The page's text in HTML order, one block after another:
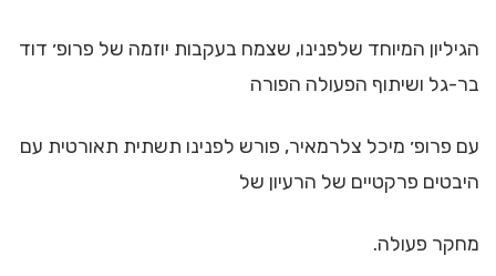
הגיליון המיוחד שלפנינו, שצמח בעקבות יוזמה של פרופ׳ דוד
בר-גל ושיתוף הפעולה הפורה
עם פרופ׳ מיכל צלרמאיר, פורש לפנינו תשתית תאורטית עם
היבטים פרקטיים של הרעיון של
מחקר פעולה.